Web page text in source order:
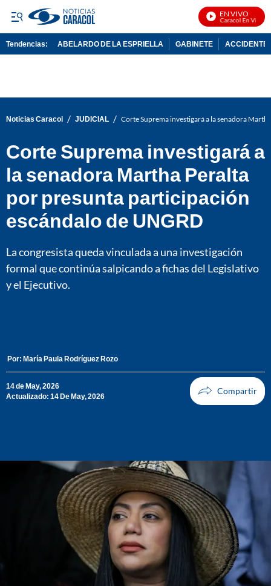
EN VIVO
Noticias Caracol En Vivo
Tendencias: ABELARDO DE LA ESPRIELLA GABINETE ACCIDENTE
Noticias Caracol / JUDICIAL / Corte Suprema investigará a la senadora
Corte Suprema investigará a
la senadora Martha Peralta
por presunta participación
escándalo de UNGRD
La congresista queda vinculada a una investigación
formal que continúa salpicando a fichas del Legislativo
y el Ejecutivo.
Por: María Paula Rodríguez Rozo
14 de May, 2026
Actualizado: 14 De May, 2026